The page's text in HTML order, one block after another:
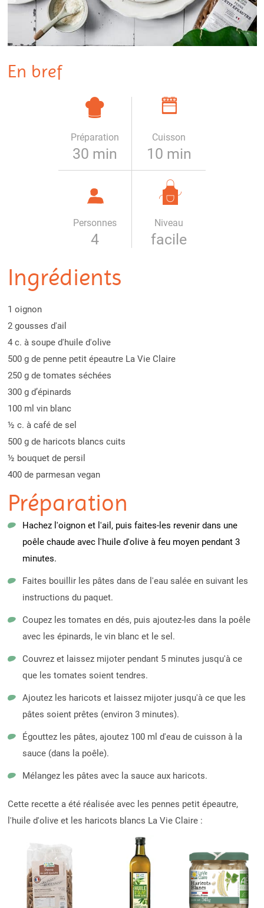
En bref
Préparation
30 min
Cuisson
10 min
Personnes
4
Niveau
facile
Ingrédients
1 oignon
2 gousses d'ail
4 c. à soupe d'huile d'olive
500 g de penne petit épeautre La Vie Claire
250 g de tomates séchées
300 g d’épinards
100 ml vin blanc
½ c. à café de sel
500 g de haricots blancs cuits
½ bouquet de persil
400 de parmesan vegan
Préparation
Hachez l'oignon et l'ail, puis faites-les revenir dans une
poêle chaude avec l'huile d'olive à feu moyen pendant 3
minutes.
Faites bouillir les pâtes dans de l'eau salée en suivant les
instructions du paquet.
Coupez les tomates en dés, puis ajoutez-les dans la poêle
avec les épinards, le vin blanc et le sel.
Couvrez et laissez mijoter pendant 5 minutes jusqu'à ce
que les tomates soient tendres.
Ajoutez les haricots et laissez mijoter jusqu'à ce que les
pâtes soient prêtes (environ 3 minutes).
Égouttez les pâtes, ajoutez 100 ml d'eau de cuisson à la
sauce (dans la poêle).
Mélangez les pâtes avec la sauce aux haricots.
Cette recette a été réalisée avec les pennes petit épeautre,
l'huile d'olive et les haricots blancs La Vie Claire :